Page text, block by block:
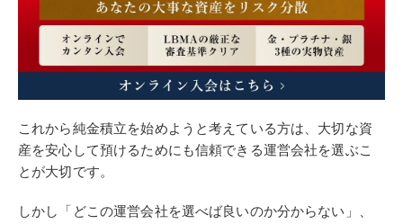
これから純金積立を始めようと考えている方は、大切な資
産を安心して預けるためにも信頼できる運営会社を選ぶこ
とが大切です。
しかし「どこの運営会社を選べば良いのか分からない」、